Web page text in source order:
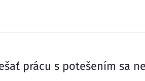
prácu s potešením sa